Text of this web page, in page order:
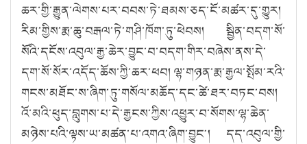
ཆར་གྱི་རྒྱུན་ལེགས་པར་བབས་ཏེ་ཐམས་ཅད་ངོ་མཚར་དུ་གྱུར།
རིམ་གྱིས་རྨ་ཆུ་བརྒལ་ཏེ་གཤི་ཁོག་ཏུ་ཕེབས། སྦྱིན་བདག་སོ་
སོའི་དངོས་འབུལ་རྒྱ་ཆེར་བྱུང་བ་བདག་གིར་བཞེས་ནས་དེ་
དག་སོ་སོར་འདོད་ཆོས་ཀྱི་ཆར་ཕབ། ལྷ་གཉན་རྨ་རྒྱལ་སྤོམ་རའི་
གངས་མཐོང་ས་ཞིག་ཏུ་གསོལ་མཆོད་དང་ཚེ་ཐར་བཏང་བས།
འོ་མའི་ཕུད་བླུགས་པ་དེ་རྒྱངས་ཀྱིས་འཕྱུར་བ་སོགས་ལྷ་ཆེན་
མཉེས་པའི་ལྟས་ཡ་མཚན་པ་འགའ་ཞིག་བྱུང༌། དད་འབུལ་གྱི་